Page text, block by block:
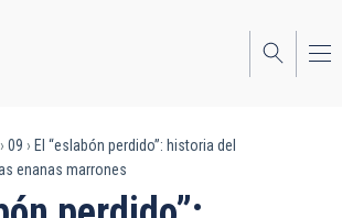
09
El “eslabón perdido”: historia del
enanas marrones